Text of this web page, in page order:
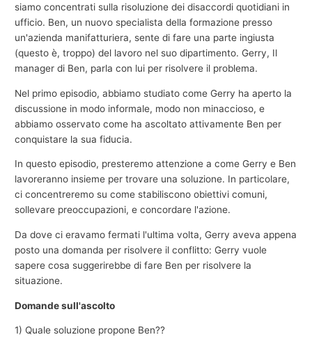
siamo concentrati sulla risoluzione dei disaccordi quotidiani in
ufficio. Ben, un nuovo specialista della formazione presso
un'azienda manifatturiera, sente di fare una parte ingiusta
(questo è, troppo) del lavoro nel suo dipartimento. Gerry, Il
manager di Ben, parla con lui per risolvere il problema.
Nel primo episodio, abbiamo studiato come Gerry ha aperto la
discussione in modo informale, modo non minaccioso, e
abbiamo osservato come ha ascoltato attivamente Ben per
conquistare la sua fiducia.
In questo episodio, presteremo attenzione a come Gerry e Ben
lavoreranno insieme per trovare una soluzione. In particolare,
ci concentreremo su come stabiliscono obiettivi comuni,
sollevare preoccupazioni, e concordare l'azione.
Da dove ci eravamo fermati l'ultima volta, Gerry aveva appena
posto una domanda per risolvere il conflitto: Gerry vuole
sapere cosa suggerirebbe di fare Ben per risolvere la
situazione.
Domande sull'ascolto
1) Quale soluzione propone Ben??